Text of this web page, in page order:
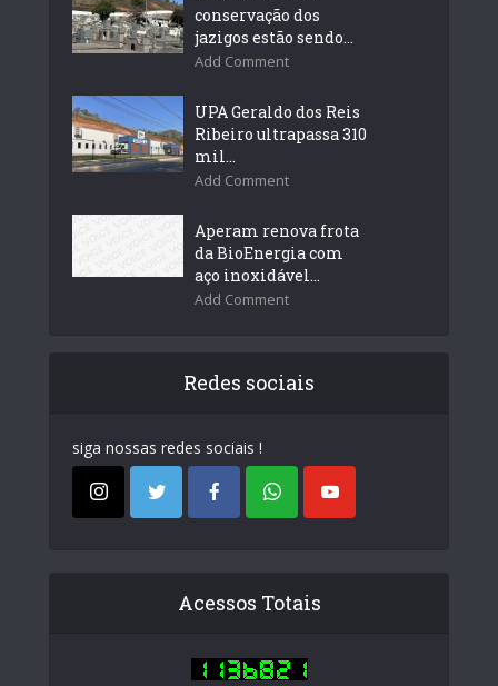
conservação dos
jazigos estão sendo...
Add Comment
UPA Geraldo dos Reis
Ribeiro ultrapassa 310
mil...
Add Comment
Aperam renova frota
da BioEnergia com
aço inoxidável...
Add Comment
Redes sociais
siga nossas redes sociais !
Acessos Totais